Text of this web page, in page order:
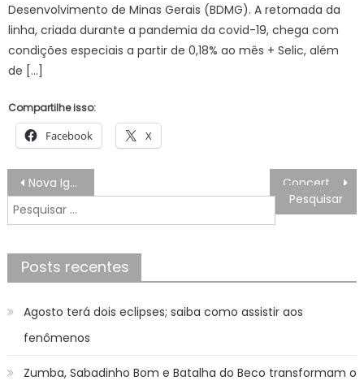
Desenvolvimento de Minas Gerais (BDMG). A retomada da
linha, criada durante a pandemia da covid-19, chega com
condições especiais a partir de 0,18% ao mês + Selic, além
de […]
Compartilhe isso:
Facebook X
Navegação
de
Post
Nova Iguaçu divulga lista de contemplados na segunda fase da pré-matrícula escolar
Pesquisar
por:
Posts recentes
Agosto terá dois eclipses; saiba como assistir aos
fenômenos
Zumba, Sabadinho Bom e Batalha do Beco transformam o